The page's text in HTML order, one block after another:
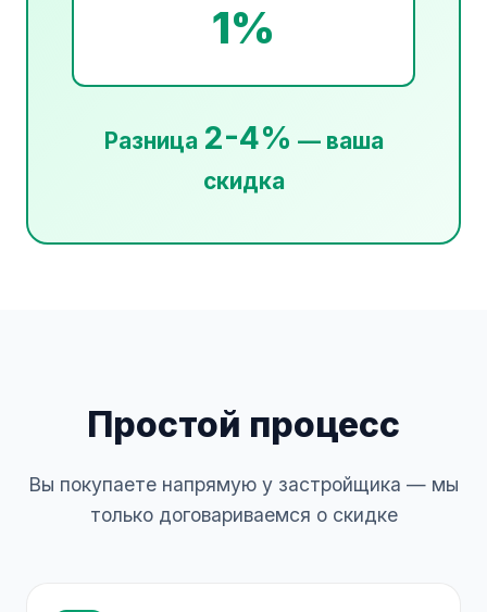
1%
Разница 2-4% — ваша
скидка
Простой процесс
Вы покупаете напрямую у застройщика — мы
только договариваемся о скидке